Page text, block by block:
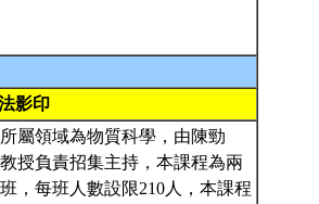
影印
屬領域為物質科學，由陳勁
授負責招集主持，本課程為兩
，每班人數設限210人，本課程